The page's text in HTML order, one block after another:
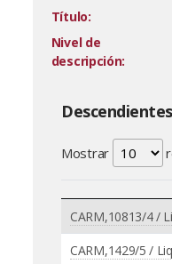
Título:
Nivel de
descripción:
Descendientes
Mostrar
CARM,10813/4 /
CARM,1429/5 /